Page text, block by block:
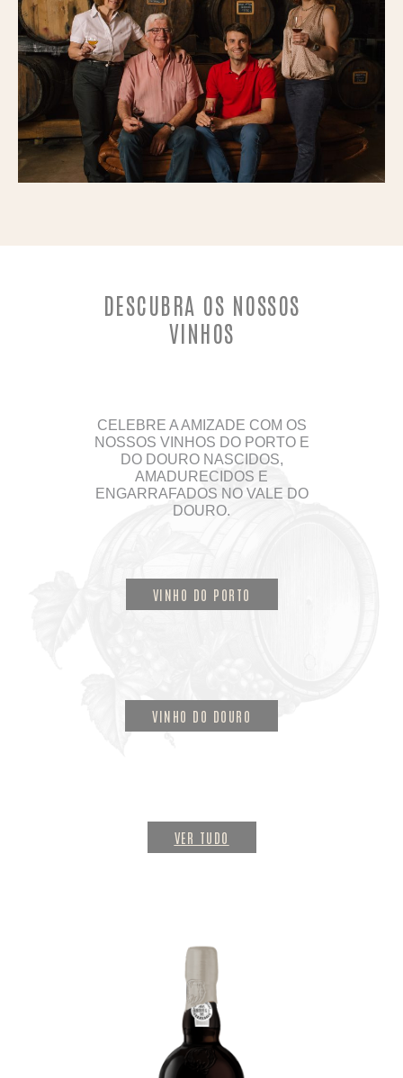
DESCUBRA OS NOSSOS
VINHOS
CELEBRE A AMIZADE COM OS
NOSSOS VINHOS DO PORTO E
DO DOURO NASCIDOS,
AMADURECIDOS E
ENGARRAFADOS NO VALE DO
DOURO.
VINHO DO PORTO
VINHO DO DOURO
VER TUDO